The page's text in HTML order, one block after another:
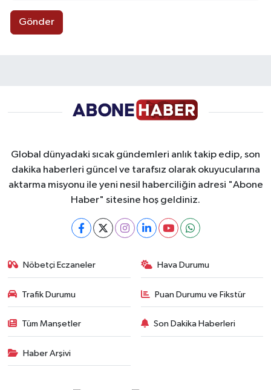
Gönder
Global dünyadaki sıcak gündemleri anlık takip edip, son
dakika haberleri güncel ve tarafsız olarak okuyucularına
aktarma misyonu ile yeni nesil haberciliğin adresi "Abone
Haber" sitesine hoş geldiniz.
Nöbetçi Eczaneler Hava Durumu
Trafik Durumu Puan Durumu ve Fikstür
Tüm Manşetler Son Dakika Haberleri
Haber Arşivi